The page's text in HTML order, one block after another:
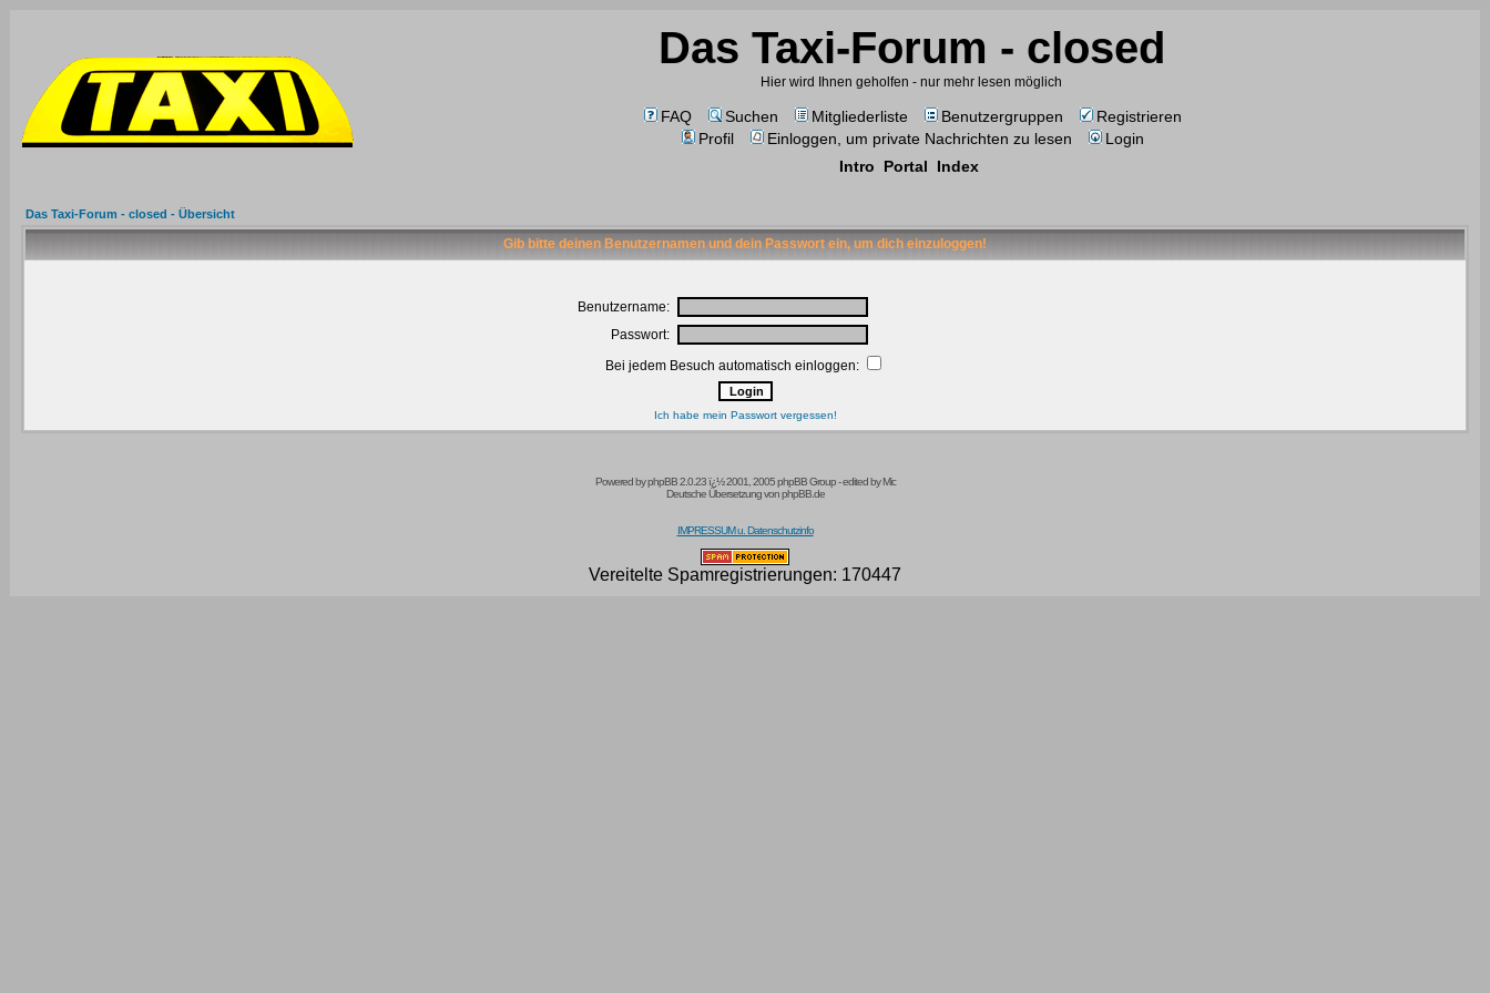
Das Taxi-Forum - closed
Hier wird Ihnen geholfen - nur mehr lesen möglich
FAQ Suchen Mitgliederliste Benutzergruppen
Registrieren
Profil
Einloggen, um private Nachrichten zu lesen
Login
Intro
Portal Index
Das Taxi-Forum - closed - Übersicht
Gib bitte deinen Benutzernamen und dein Passwort ein, um dich einzuloggen!
Benutzername:
Passwort:
Bei jedem Besuch automatisch einloggen:
Ich habe mein Passwort vergessen!
Powered byphpBB2.0.23 ï¿½ 2001, 2005 phpBB Group -edited by Mic
Deutsche Übersetzung vonphpBB.de
IMPRESSUM u. Datenschutzinfo
Vereitelte Spamregistrierungen: 170447